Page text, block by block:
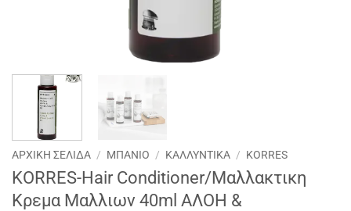
ΑΡΧΙΚΉ ΣΕΛΊΔΑ / ΜΠΑΝΙΟ / ΚΑΛΛΥΝΤΙΚΑ / KORRES
KORRES-Hair Conditioner/Mαλλακτικη
Κρεμα Μαλλιων 40ml AΛΟΗ &